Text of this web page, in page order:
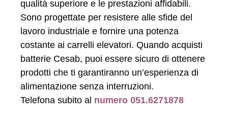
qualità superiore e le prestazioni affidabili.
Sono progettate per resistere alle sfide del
lavoro industriale e fornire una potenza
costante ai carrelli elevatori. Quando acquisti
batterie Cesab, puoi essere sicuro di ottenere
prodotti che ti garantiranno un’esperienza di
alimentazione senza interruzioni.
Telefona subito al numero 051.6271878